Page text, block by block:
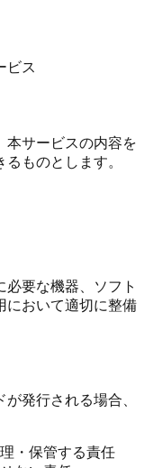
ビス
本サービスの内容を
ものとします。
要な機器、ソフト
において適切に整備
発行される場合、
・保管する責任